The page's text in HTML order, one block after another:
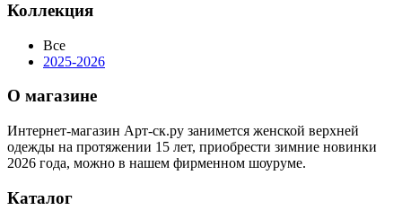
Коллекция
Все
2025-2026
О магазине
Интернет-магазин Арт-ск.ру занимется женской верхней
одежды на протяжении 15 лет, приобрести зимние новинки
2026 года, можно в нашем фирменном шоуруме.
Каталог